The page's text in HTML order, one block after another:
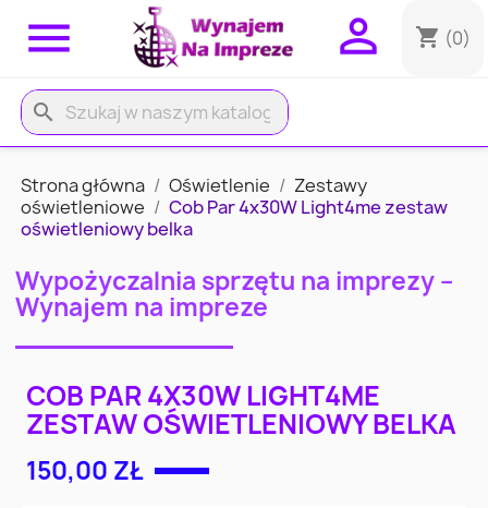
 shopping_cart (0)

search
Strona główna Oświetlenie
Zestawy
oświetleniowe
Cob Par 4x30W Light4me zestaw
oświetleniowy belka
Wypożyczalnia sprzętu na imprezy –
Wynajem na impreze
COB PAR 4X30W LIGHT4ME
ZESTAW OŚWIETLENIOWY BELKA
150,00 ZŁ